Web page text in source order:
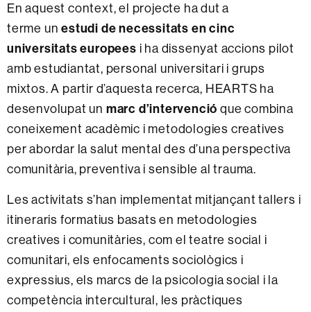
En aquest context, el projecte ha dut a
terme unestudi de necessitats en cinc
universitats europees i ha dissenyat accions pilot
amb estudiantat, personal universitari i grups
mixtos. A partir d’aquesta recerca, HEARTS ha
desenvolupat un marc d’intervenció que combina
coneixement acadèmic i metodologies creatives
per abordar la salut mental des d’una perspectiva
comunitària, preventiva i sensible al trauma.
Les activitats s’han implementat mitjançant tallers i
itineraris formatius basats en metodologies
creatives i comunitàries, com el teatre social i
comunitari, els enfocaments sociològics i
expressius, els marcs de la psicologia social i la
competència intercultural, les pràctiques